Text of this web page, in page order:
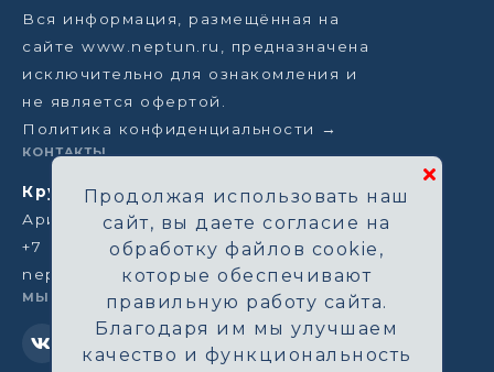
Вся информация, размещённая на
сайте www.neptun.ru, предназначена
исключительно для ознакомления и
не является офертой.
Политика конфиденциальности →
КОНТАКТЫ
Круизная компания Нептун
Аристарховский пер, 3/1, Москва
+7 (964) 583-14-96
neptun@aha.ru
МЫ В СЕТИ
Продолжая использовать наш
сайт, вы даете согласие на
обработку файлов cookie,
которые обеспечивают
правильную работу сайта.
Благодаря им мы улучшаем
качество и функциональность